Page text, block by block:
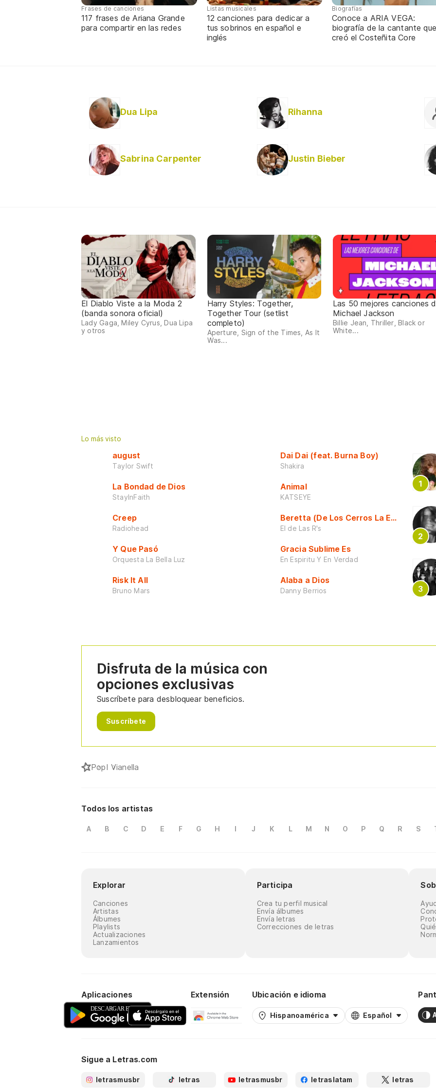
Frases de canciones
117 frases de Ariana Grande
para compartir en las redes
Listas musicales
12 canciones para dedicar a
tus sobrinos en español e
inglés
Biografías
Conoce a ARIA VEGA:
biografía de la cantante que
creó el Costeñita Core
Dua Lipa Rihanna
Sabrina Carpenter Justin Bieber
El Diablo Viste a la Moda 2
(banda sonora oficial)
Lady Gaga, Miley Cyrus, Dua Lipa
y otros
Harry Styles: Together,
Together Tour (setlist
completo)
Aperture, Sign of the Times, As It
Was...
Las 50 mejores canciones
Michael Jackson
Billie Jean, Thriller, Black or
White...
Lo más visto
august
Taylor Swift
La Bondad de Dios
StayInFaith
Creep
Radiohead
Y Que Pasó
Orquesta La Bella Luz
Risk It All
Bruno Mars
Dai Dai (feat. Burna Boy)
Shakira
Animal
KATSEYE
Beretta (De Los Cerros La Escuela)
El de Las R's
Gracia Sublime Es
En Espiritu Y En Verdad
Alaba a Dios
Danny Berrios
Disfruta de la música con
opciones exclusivas
Suscríbete para desbloquear beneficios.
Suscríbete
PopI Vianella
Todos los artistas
A B C D E F G H I J K L M N O P Q R S
Explorar
Canciones
Artistas
Álbumes
Playlists
Actualizaciones
Lanzamientos
Participa
Crea tu perfil musical
Envía álbumes
Envía letras
Correcciones de letras
Aplicaciones Extensión Ubicación e idioma
Hispanoamérica Español
Sigue a Letras.com
letrasmusbr letras letrasmusbr letraslatam letras